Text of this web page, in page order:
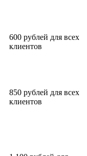
600 рублей для всех
клиентов
850 рублей для всех
клиентов